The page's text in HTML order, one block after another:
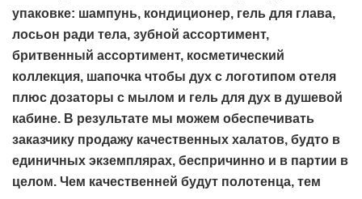
упаковке: шампунь, кондиционер, гель для глава,
лосьон ради тела, зубной ассортимент,
бритвенный ассортимент, косметический
коллекция, шапочка чтобы дух с логотипом отеля
плюс дозаторы с мылом и гель для дух в душевой
кабине. В результате мы можем обеспечивать
заказчику продажу качественных халатов, будто в
единичных экземплярах, беспричинно и в партии в
целом. Чем качественней будут полотенца, тем